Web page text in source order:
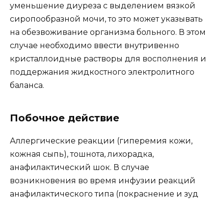
уменьшение диуреза с выделением вязкой
сиропообразной мочи, то это может указывать
на обезвоживание организма больного. В этом
случае необходимо ввести внутривенно
кристаллоидные растворы для восполнения и
поддержания жидкостного электролитного
баланса.
Побочное действие
Аллергические реакции (гиперемия кожи,
кожная сыпь), тошнота, лихорадка,
анафилактический шок. В случае
возникновения во время инфузии реакций
анафилактического типа (покраснение и зуд